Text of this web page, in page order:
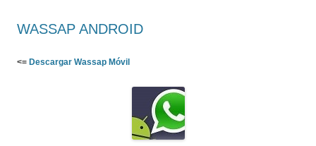
WASSAP ANDROID
<= Descargar Wassap Móvil